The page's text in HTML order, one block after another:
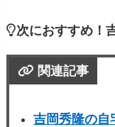
次におすすめ！
関連記事
吉岡秀隆の自